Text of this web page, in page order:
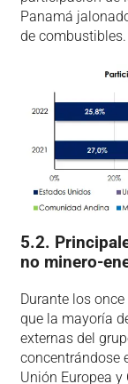
Panamá
de combustibles.
5.2.
no minero-
Durante los
que la mayoría
externas del
concentrándose
Unión Europea